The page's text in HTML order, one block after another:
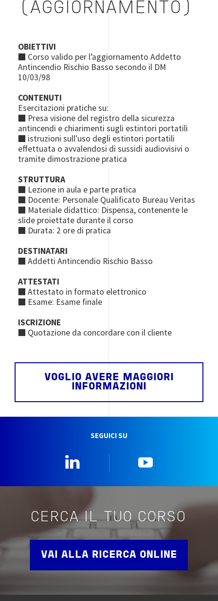
(AGGIORNAMENTO)
OBIETTIVI
■ Corso valido per l’aggiornamento Addetto
Antincendio Rischio Basso secondo il DM
10/03/98
CONTENUTI
Esercitazioni pratiche su:
■ Presa visione del registro della sicurezza
antincendi e chiarimenti sugli estintori portatili
■ istruzioni sull'uso degli estintori portatili
effettuata o avvalendosi di sussidi audiovisivi o
tramite dimostrazione pratica
STRUTTURA
■ Lezione in aula e parte pratica
■ Docente: Personale Qualificato Bureau Veritas
■ Materiale didattico: Dispensa, contenente le
slide proiettate durante il corso
■ Durata: 2 ore di pratica
DESTINATARI
■ Addetti Antincendio Rischio Basso
ATTESTATI
■ Attestato in formato elettronico
■ Esame: Esame finale
ISCRIZIONE
■ Quotazione da concordare con il cliente
VOGLIO AVERE MAGGIORI
INFORMAZIONI
SEGUICI SU
CERCA IL TUO CORSO
VAI ALLA RICERCA ONLINE